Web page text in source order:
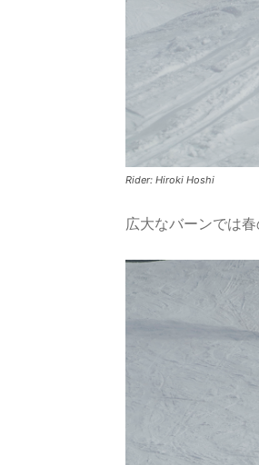
Rider: Hiroki Hoshi
広大なバーンでは